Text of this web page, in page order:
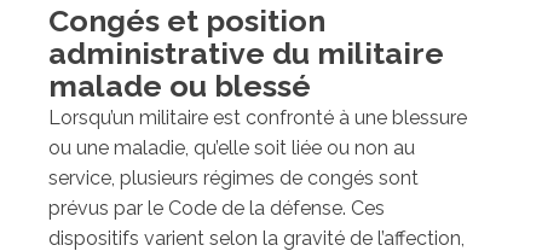
Congés et position
administrative du militaire
malade ou blessé
Lorsqu’un militaire est confronté à une blessure
ou une maladie, qu’elle soit liée ou non au
service, plusieurs régimes de congés sont
prévus par le Code de la défense. Ces
dispositifs varient selon la gravité de l’affection,